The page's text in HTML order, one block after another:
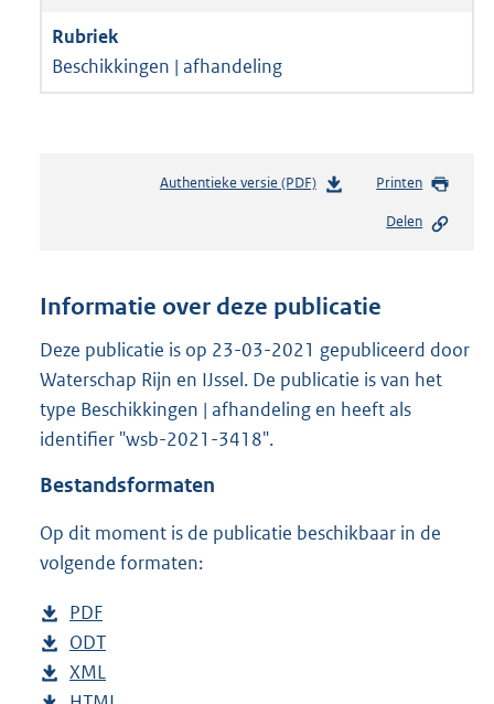
Beschikkingen | afhandeling
Authentieke versie (PDF)b
n
s
g
r
o
:
Printen
Delen
Informatie over deze publicatie
Deze publicatie is op 23-03-2021 gepubliceerd door
Waterschap Rijn en IJssel. De publicatie is van het
type Beschikkingen | afhandeling en heeft als
identifier "wsb-2021-3418".
Bestandsformaten
Op dit moment is de publicatie beschikbaar in de
volgende formaten:
D
o
w
PDF
e
s
D
o
ODT
D
XML